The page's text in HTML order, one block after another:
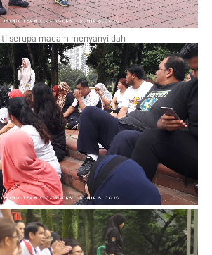
ti serupa macam menyanyi dah